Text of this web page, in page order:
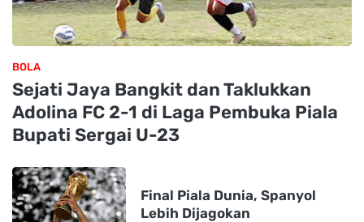
BOLA
Sejati Jaya Bangkit dan Taklukkan
Adolina FC 2-1 di Laga Pembuka Piala
Bupati Sergai U-23
Final Piala Dunia, Spanyol
Lebih Dijagokan